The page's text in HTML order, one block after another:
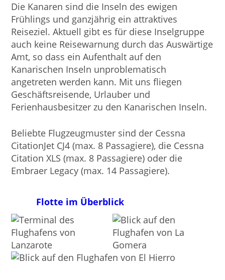
Die Kanaren sind die Inseln des ewigen
Frühlings und ganzjährig ein attraktives
Reiseziel. Aktuell gibt es für diese Inselgruppe
auch keine Reisewarnung durch das Auswärtige
Amt, so dass ein Aufenthalt auf den
Kanarischen Inseln unproblematisch
angetreten werden kann. Mit uns fliegen
Geschäftsreisende, Urlauber und
Ferienhausbesitzer zu den Kanarischen Inseln.
Beliebte Flugzeugmuster sind der Cessna
CitationJet CJ4 (max. 8 Passagiere), die Cessna
Citation XLS (max. 8 Passagiere) oder die
Embraer Legacy (max. 14 Passagiere).
Flotte im Überblick